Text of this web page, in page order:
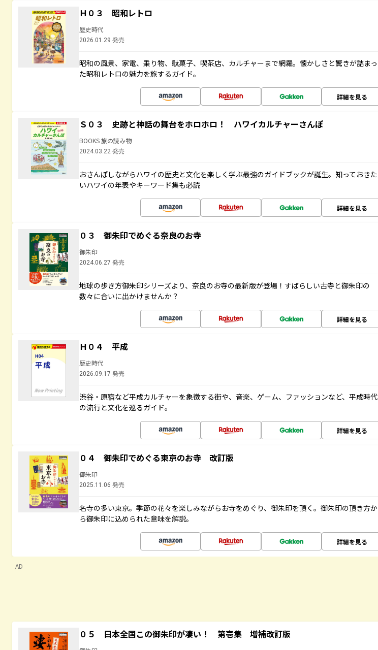
Ｈ０３ 昭和レトロ
歴史時代
2026.01.29 発売
昭和の風景、家電、乗り物、駄菓子、喫茶店、カルチャーまで網羅。懐かしさと驚きが詰まっ
た昭和レトロの魅力を旅するガイド。
詳細を見る
Ｓ０３ 史跡と神話の舞台をホロホロ！ ハワイカルチャーさんぽ
BOOKS 旅の読み物
2024.03.22 発売
おさんぽしながらハワイの歴史と文化を楽しく学ぶ最強のガイドブックが誕生。知っておきた
いハワイの年表やキーワード集も必読
詳細を見る
０３ 御朱印でめぐる奈良のお寺
御朱印
2024.06.27 発売
地球の歩き方御朱印シリーズより、奈良のお寺の最新版が登場！すばらしい古寺と御朱印の
数々に合いに出かけませんか？
詳細を見る
Ｈ０４ 平成
歴史時代
2026.09.17 発売
渋谷・原宿など平成カルチャーを象徴する街や、音楽、ゲーム、ファッションなど、平成時代
の流行と文化を巡るガイド。
詳細を見る
０４ 御朱印でめぐる東京のお寺 改訂版
御朱印
2025.11.06 発売
名寺の多い東京。季節の花々を楽しみながらお寺をめぐり、御朱印を頂く。御朱印の頂き方か
ら御朱印に込められた意味を解説。
詳細を見る
AD
０５ 日本全国この御朱印が凄い！ 第壱集 増補改訂版